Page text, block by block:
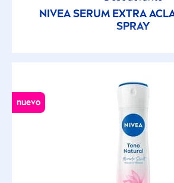
NIVEASERUM EXTRA
SPRAY
nuevo